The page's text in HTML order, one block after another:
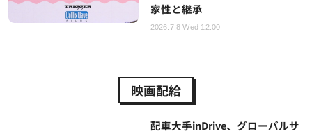
家性と継承
2026.7.8 Wed 12:00
映画配給
配車大手inDrive、グローバルサ